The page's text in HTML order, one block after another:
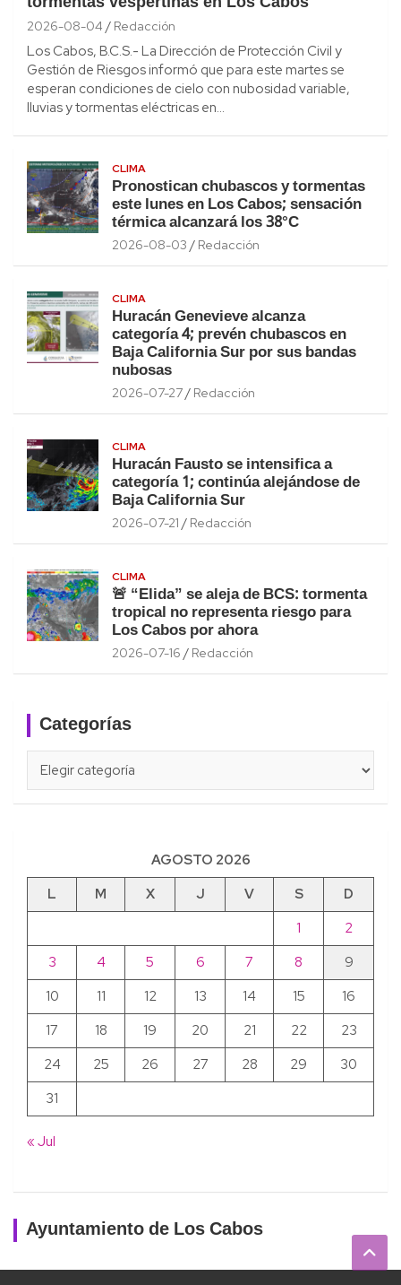
2026-08-04 Redacción
Los Cabos, B.C.S.- La Dirección de Protección Civil y
Gestión de Riesgos informó que para este martes se
esperan condiciones de cielo con nubosidad variable,
lluvias y tormentas eléctricas en…
CLIMA
Pronostican chubascos y tormentas
este lunes en Los Cabos; sensación
térmica alcanzará los 38°C
2026-08-03 Redacción
CLIMA
Huracán Genevieve alcanza
categoría 4; prevén chubascos en
Baja California Sur por sus bandas
nubosas
2026-07-27 Redacción
CLIMA
Huracán Fausto se intensifica a
categoría 1; continúa alejándose de
Baja California Sur
2026-07-21 Redacción
CLIMA
🚨 “Elida” se aleja de BCS: tormenta
tropical no representa riesgo para
Los Cabos por ahora
2026-07-16 Redacción
Categorías
AGOSTO 2026
L
M X J V S
D
1
2
3
4 5 6 7 8
9
10
11 12 13 14 15
16
17
18 19 20 21 22
23
24
25 26 27 28 29
30
31
« Jul
Ayuntamiento de Los Cabos